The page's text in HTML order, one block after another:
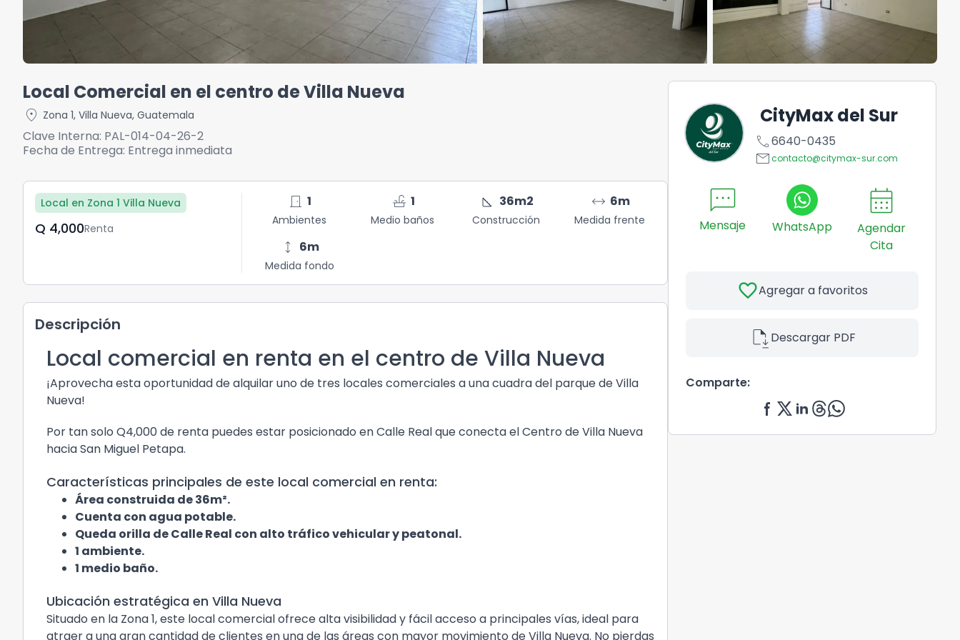
Local Comercial en el centro de Villa Nueva
location_on Zona 1, Villa Nueva, Guatemala
Clave Interna: PAL-014-04-26-2
Fecha de Entrega: Entrega inmediata
Local en Zona 1 Villa Nueva
Q	4,000Renta
door_front 1
Ambientes
faucet 1
Medio baños
square_foot 36m2
Construcción
arrow_range 6m
Medida frente
height 6m
Medida fondo
Descripción
Local comercial en renta en el centro de Villa Nueva
¡Aprovecha esta oportunidad de alquilar uno de tres locales comerciales a una cuadra del parque de Villa
Nueva!
Por tan solo Q4,000 de renta puedes estar posicionado en Calle Real que conecta el Centro de Villa Nueva
hacia San Miguel Petapa.
Características principales de este local comercial en renta:
Área construida de 36m².
Cuenta con agua potable.
Queda orilla de Calle Real con alto tráfico vehicular y peatonal.
1 ambiente.
1 medio baño.
Ubicación estratégica en Villa Nueva
Situado en la Zona 1, este local comercial ofrece alta visibilidad y fácil acceso a principales vías, ideal para
atraer a una gran cantidad de clientes en una de las áreas con mayor movimiento de Villa Nueva. No pierdas
CityMax del Sur
call6640-0435
emailcontacto@citymax-sur.com
sms
Mensaje WhatsApp
calendar_month
Agendar
Cita
favoriteAgregar a favoritos
file_saveDescargar PDF
Comparte: